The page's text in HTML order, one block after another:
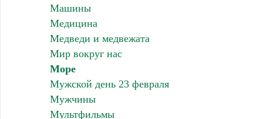
Машины
Медицина
Медведи и медвежата
Мир вокруг нас
Море
Мужской день 23 февраля
Мужчины
Мультфильмы